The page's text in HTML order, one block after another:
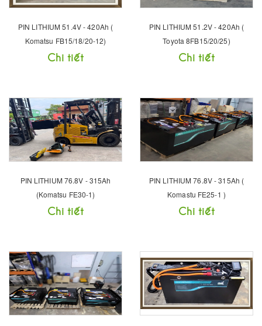
PIN LITHIUM 51.4V - 420Ah (
Komatsu FB15/18/20-12)
Chi tiết
PIN LITHIUM 51.2V - 420Ah (
Toyota 8FB15/20/25)
Chi tiết
PIN LITHIUM 76.8V - 315Ah
(Komatsu FE30-1)
Chi tiết
PIN LITHIUM 76.8V - 315Ah (
Komastu FE25-1 )
Chi tiết